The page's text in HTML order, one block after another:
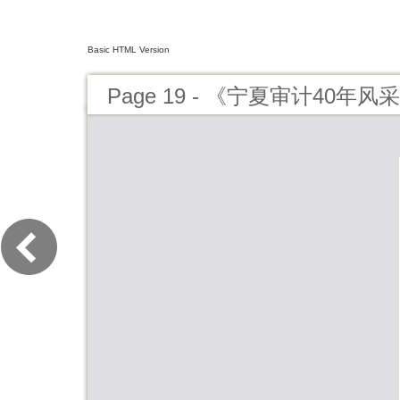
Basic HTML Version
Page 19 - 《宁夏审计40年风